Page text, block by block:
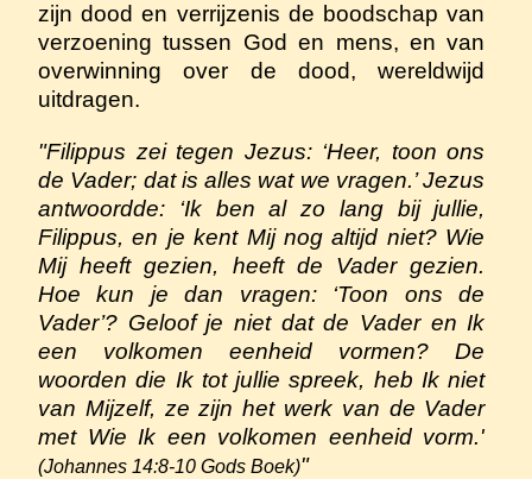
zijn dood en verrijzenis de boodschap van
verzoening tussen God en mens, en van
overwinning over de dood, wereldwijd
uitdragen.
"Filippus zei tegen Jezus: ‘Heer, toon ons
de Vader; dat is alles wat we vragen.’ Jezus
antwoordde: ‘Ik ben al zo lang bij jullie,
Filippus, en je kent Mij nog altijd niet? Wie
Mij heeft gezien, heeft de Vader gezien.
Hoe kun je dan vragen: ‘Toon ons de
Vader’? Geloof je niet dat de Vader en Ik
een volkomen eenheid vormen? De
woorden die Ik tot jullie spreek, heb Ik niet
van Mijzelf, ze zijn het werk van de Vader
met Wie Ik een volkomen eenheid vorm.'
(Johannes 14:8-10 Gods Boek)"